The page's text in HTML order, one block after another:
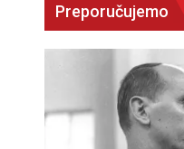
Preporučujemo